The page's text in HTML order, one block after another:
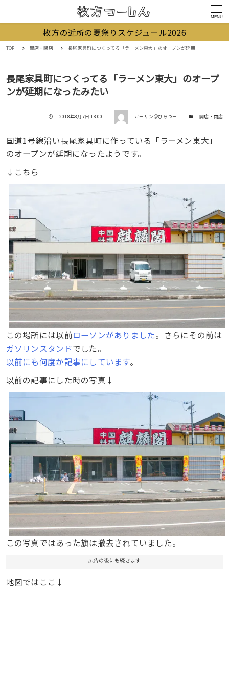
MENU
枚方の近所の夏祭りスケジュール2026
TOP 開店・閉店 長尾家具町につくってる「ラーメン東大」のオープンが延期になったみたい
長尾家具町につくってる「ラーメン東大」のオープ
ンが延期になったみたい
投稿日
2018年8月7日 18:00 著者 ガーサン＠ひらつー カテゴリー開店・閉店
国道1号線沿い長尾家具町に作っている「ラーメン東大」
のオープンが延期になったようです。
↓こちら
この場所には以前ローソンがありました。さらにその前は
ガソリンスタンドでした。
以前にも何度か記事にしています。
以前の記事にした時の写真↓
この写真ではあった旗は撤去されていました。
広告の後にも続きます
地図ではここ↓